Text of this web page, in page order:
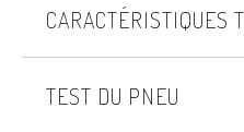
CARACTÉRISTIQUES
TEST DU PNEU